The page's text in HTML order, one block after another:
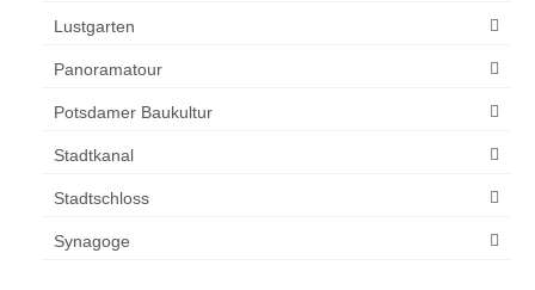
Lustgarten
Panoramatour
Potsdamer Baukultur
Stadtkanal
Stadtschloss
Synagoge